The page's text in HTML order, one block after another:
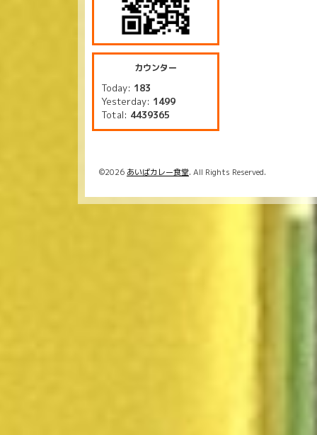
カウンター
Today: 183
Yesterday: 1499
Total: 4439365
©2026 あいばカレー食堂. All Rights Reserved.